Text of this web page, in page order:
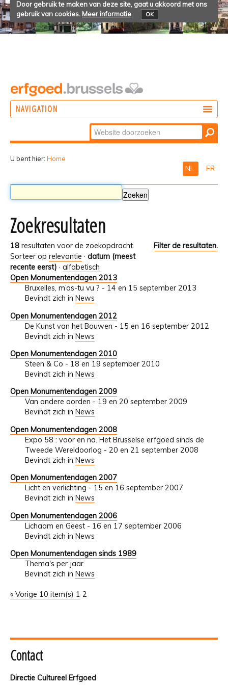
Door gebruik te maken van deze site, gaat u akkoord met ons
gebruik van cookies. Meer informatie OK
NAVIGATION
Zoek
Geavanceerd
U bent hier: Home
NL FR
Zoekresultaten
18 resultaten voor de zoekopdracht.
Filter de resultaten.
Sorteer op relevantie · datum (meest
recente eerst) · alfabetisch
Open Monumentendagen 2013
Bruxelles, m’as-tu vu ? - 14 en 15 september 2013
Bevindt zich in News
Open Monumentendagen 2012
De Kunst van het Bouwen - 15 en 16 september 2012
Bevindt zich in News
Open Monumentendagen 2010
Steen & Co - 18 en 19 september 2010
Bevindt zich in News
Open Monumentendagen 2009
Van andere oorden - 19 en 20 september 2009
Bevindt zich in News
Open Monumentendagen 2008
Expo 58 : voor en na. Het Brusselse erfgoed sinds de
Tweede Wereldoorlog - 20 en 21 september 2008
Bevindt zich in News
Open Monumentendagen 2007
Licht en verlichting - 15 en 16 september 2007
Bevindt zich in News
Open Monumentendagen 2006
Lichaam en Geest - 16 en 17 september 2006
Bevindt zich in News
Open Monumentendagen sinds 1989
Thema's per jaar
Bevindt zich in News
« Vorige 10 item(s) 1 2
Contact
Directie Cultureel Erfgoed